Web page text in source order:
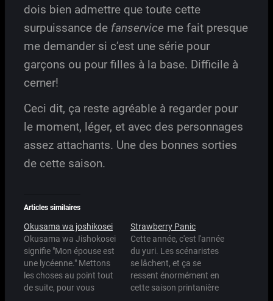
dois bien admettre que toute cette
surpuissance de fanservice me fait presque
me demander si c’est une série pour
garçons ou pour filles à la base. Difficile à
cerner!
Ceci dit, ça reste agréable à regarder pour
le moment, léger, et avec des personnages
assez attachants. Une des bonnes sorties
de cette saison.
Articles similaires
Okusama wa joshikosei
Okusama wa Jishokosei
signifie "Mon épouse est
une lycéenne." Mettons
les choses au point tout
de suite, pour vous
Strawberry Panic
Cette année, c'est l'année
du yuri. Les scénaristes
se lâchent, et ça se
ressent énormément en
cette saison printanière